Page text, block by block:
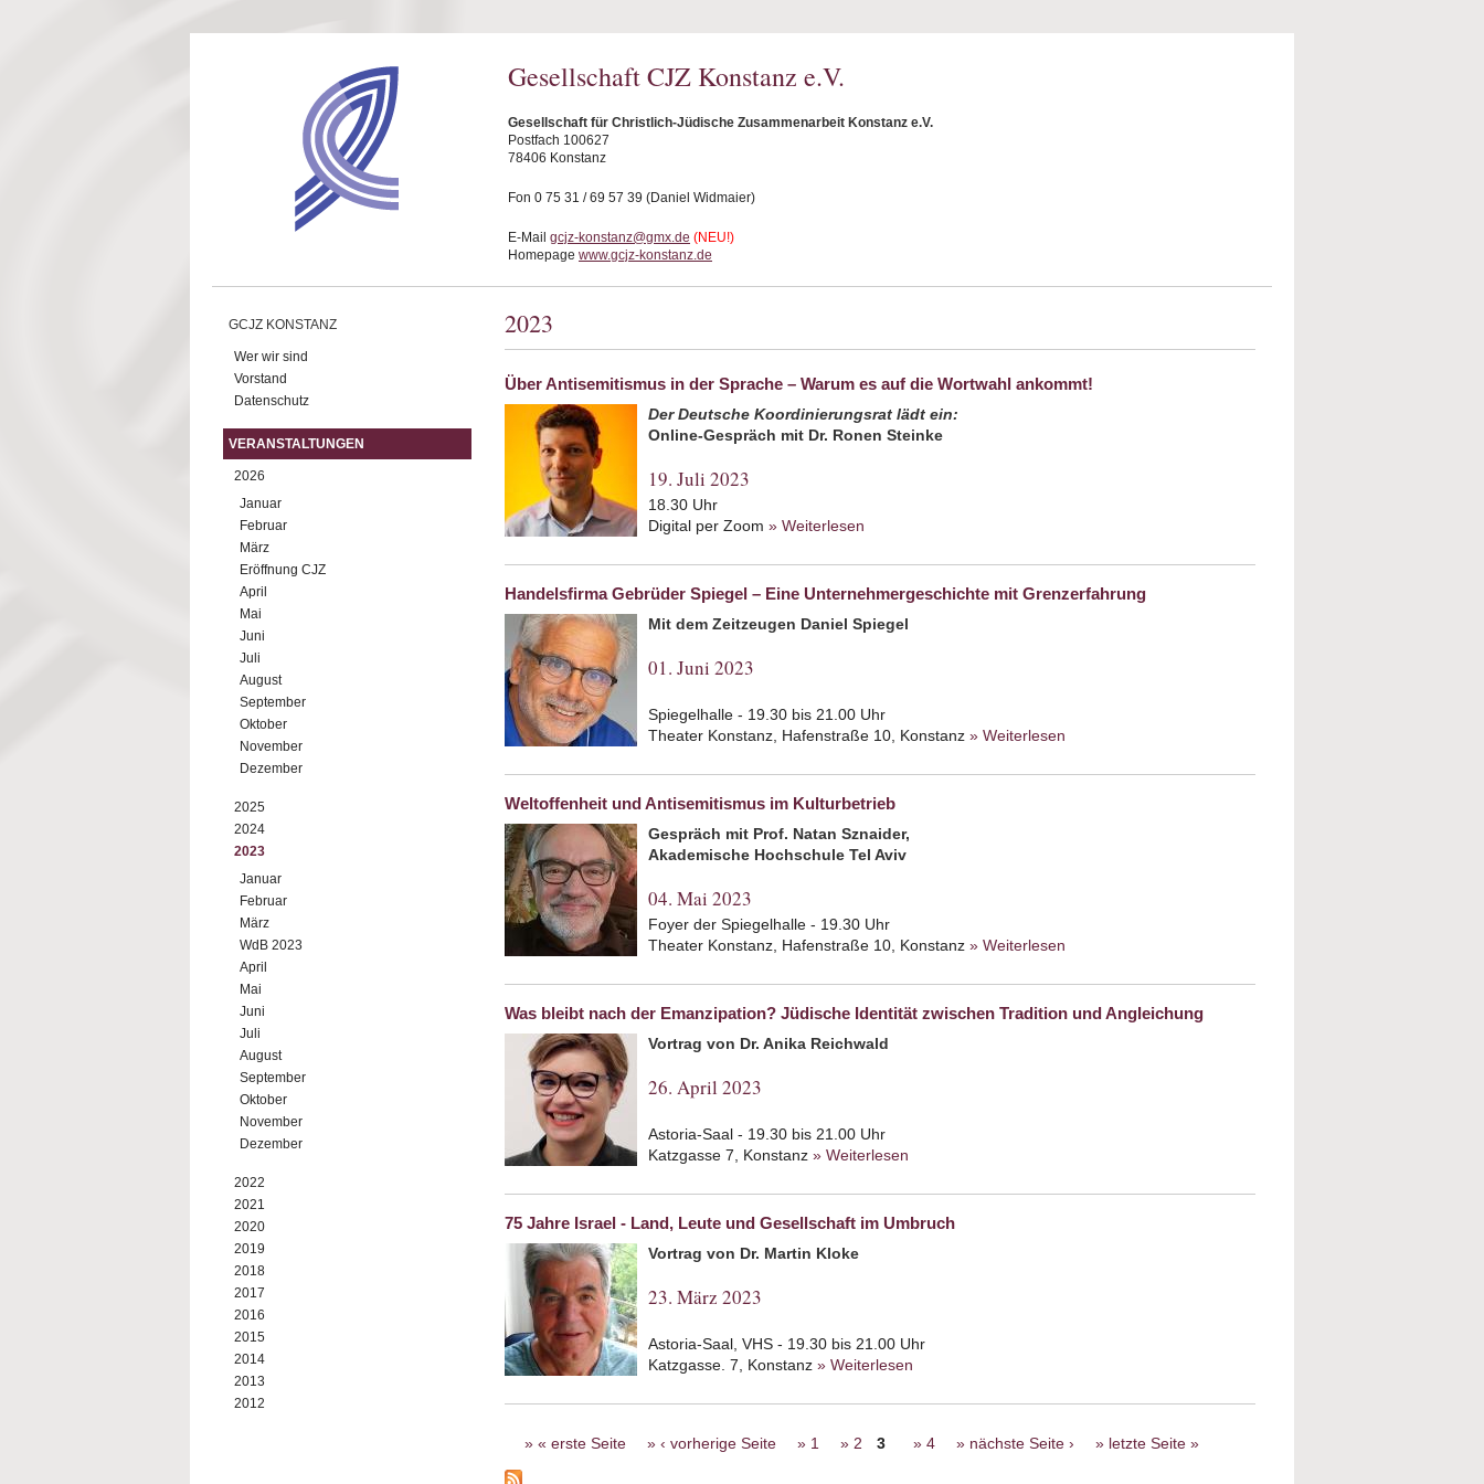
Gesellschaft CJZ Konstanz e.V.
Gesellschaft für Christlich-Jüdische Zusammenarbeit Konstanz e.V.
Postfach 100627
78406 Konstanz
Fon 0 75 31 / 69 57 39 (Daniel Widmaier)
E-Mail gcjz-konstanz@gmx.de (NEU!)
Homepage www.gcjz-konstanz.de
GCJZ KONSTANZ
Wer wir sind
Vorstand
Datenschutz
VERANSTALTUNGEN
2026
Januar
Februar
März
Eröffnung CJZ
April
Mai
Juni
Juli
August
September
Oktober
November
Dezember
2025
2024
2023
Januar
Februar
März
WdB 2023
April
Mai
Juni
Juli
August
September
Oktober
November
Dezember
2022
2021
2020
2019
2018
2017
2016
2015
2014
2013
2012
2023
Über Antisemitismus in der Sprache – Warum es auf die Wortwahl ankommt!
Der Deutsche Koordinierungsrat lädt ein:
Online-Gespräch mit Dr. Ronen Steinke
19. Juli 2023
18.30 Uhr
Digital per Zoom » Weiterlesen
Handelsfirma Gebrüder Spiegel – Eine Unternehmergeschichte mit Grenzerfahrung
Mit dem Zeitzeugen Daniel Spiegel
01. Juni 2023
Spiegelhalle - 19.30 bis 21.00 Uhr
Theater Konstanz, Hafenstraße 10, Konstanz » Weiterlesen
Unternehmergeschichte mit
Weltoffenheit und Antisemitismus im Kulturbetrieb
Gespräch mit Prof. Natan Sznaider,
Akademische Hochschule Tel Aviv
04. Mai 2023
Foyer der Spiegelhalle - 19.30 Uhr
Theater Konstanz, Hafenstraße 10, Konstanz » Weiterlesen
Was bleibt nach der Emanzipation? Jüdische Identität zwischen Tradition und Angleichung
Vortrag von Dr. Anika Reichwald
26. April 2023
Astoria-Saal - 19.30 bis 21.00 Uhr
Katzgasse 7, Konstanz » Weiterlesen
75 Jahre Israel - Land, Leute und Gesellschaft im Umbruch
Vortrag von Dr. Martin Kloke
23. März 2023
Astoria-Saal, VHS - 19.30 bis 21.00 Uhr
Katzgasse. 7, Konstanz » Weiterlesen
Seiten
« erste Seite ‹ vorherige Seite 1 2 3 4 nächste Seite › letzte Seite »